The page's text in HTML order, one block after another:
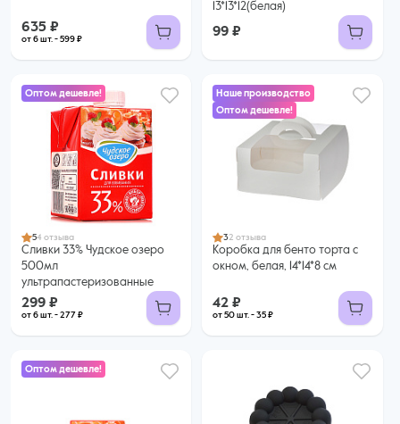
635 ₽
от 6 шт. - 599 ₽
13*13*12(белая)
99 ₽
Оптом дешевле!
54 отзыва
Сливки 33% Чудское озеро
500мл
ультрапастеризованные
299 ₽
от 6 шт. - 277 ₽
299 ₽
277 ₽ за шт. при заказе от 6 шт.
Купить оптом
Наше производство
Оптом дешевле!
32 отзыва
Коробка для бенто торта с
окном, белая, 14*14*8 см
42 ₽
от 50 шт. - 35 ₽
42 ₽
35 ₽ за шт. при заказе от 50 шт.
Купить оптом
Оптом дешевле!